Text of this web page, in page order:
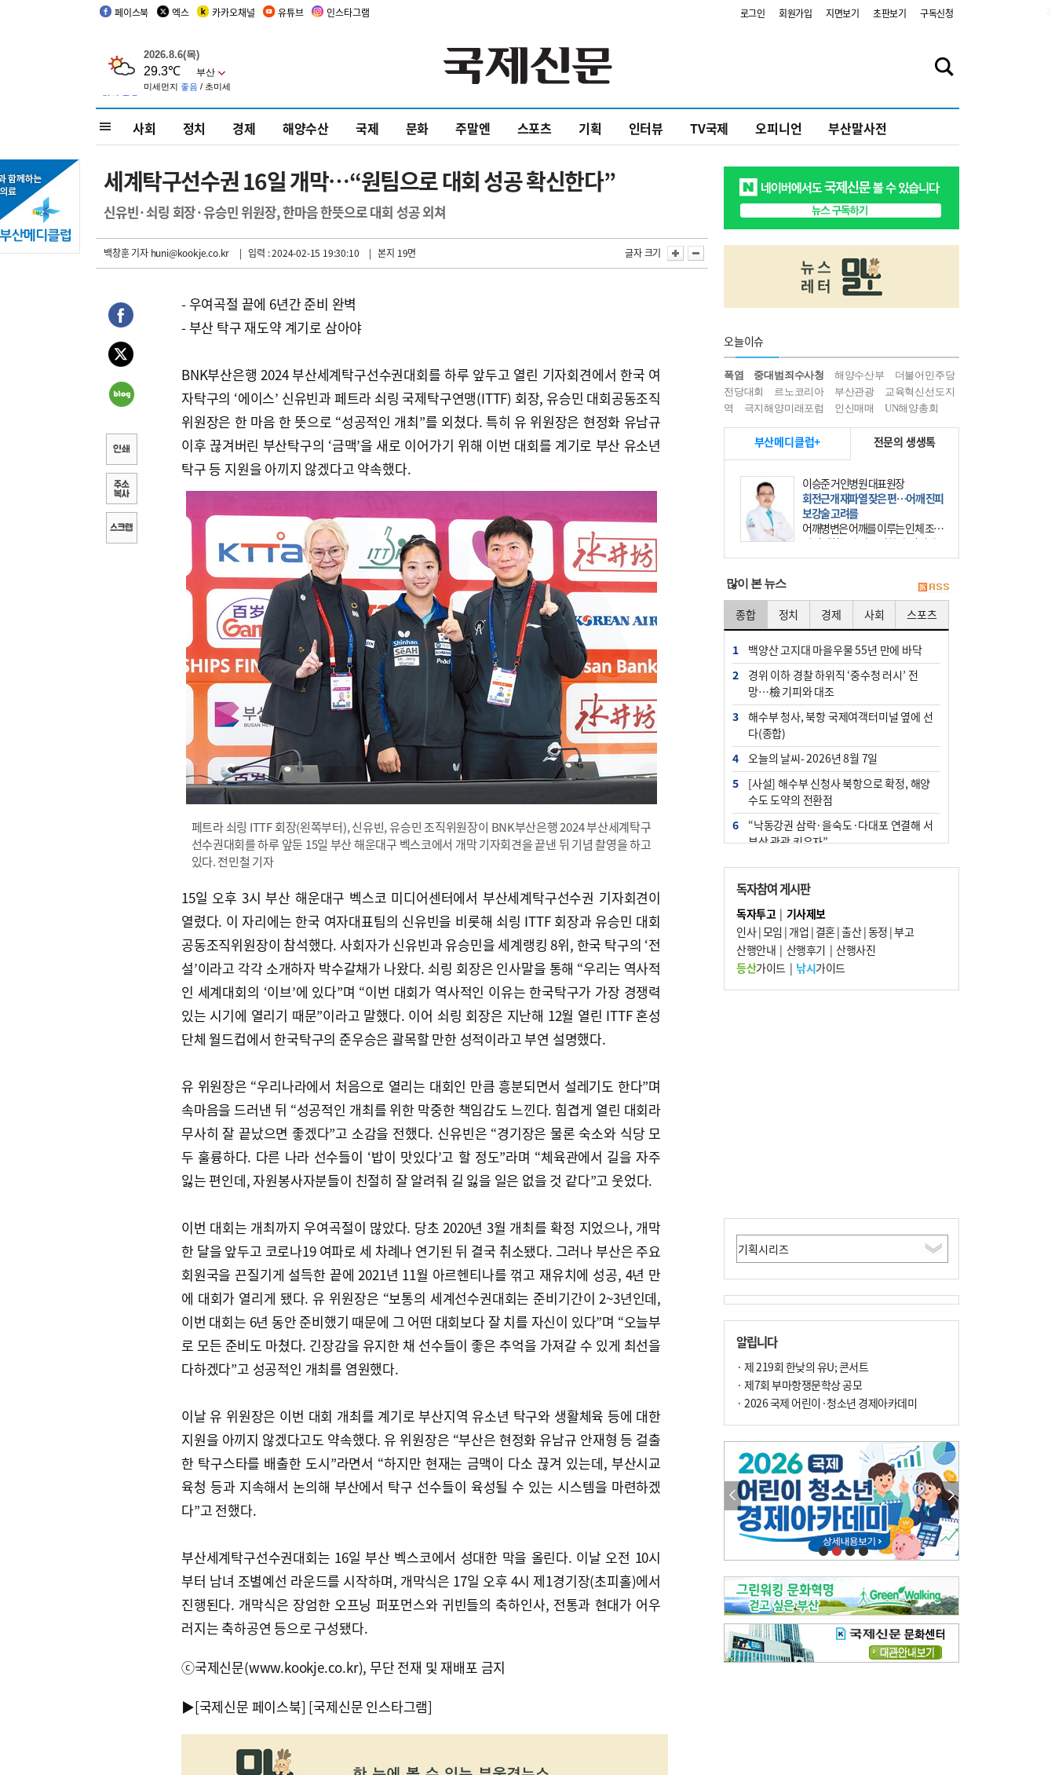
페이스북 엑스 카카오채널 유튜브 인스타그램 로그인 회원가입 지면보기 초판보기 구독신청
사회 정치 경제 해양수산 국제 문화 주말엔 스포츠 기획 인터뷰 TV국제 오피니언 부산말사전
세계탁구선수권 16일 개막…“원팀으로 대회 성공 확신한다”
신유빈·쇠링 회장·유승민 위원장, 한마음 한뜻으로 대회 성공 외쳐
백창훈 기자huni@kookje.co.kr | 입력 : 2024-02-15 19:30:10 | 본지 19면 글자 크기
- 우여곡절 끝에 6년간 준비 완벽
- 부산 탁구 재도약 계기로 삼아야
BNK부산은행 2024 부산세계탁구선수권대회를 하루 앞두고 열린 기자회견에서 한국 여
자탁구의 ‘에이스’ 신유빈과 페트라 쇠링 국제탁구연맹(ITTF) 회장, 유승민 대회공동조직
위원장은 한 마음 한 뜻으로 “성공적인 개최”를 외쳤다. 특히 유 위원장은 현정화 유남규
이후 끊겨버린 부산탁구의 ‘금맥’을 새로 이어가기 위해 이번 대회를 계기로 부산 유소년
탁구 등 지원을 아끼지 않겠다고 약속했다.
페트라 쇠링 ITTF 회장(왼쪽부터), 신유빈, 유승민 조직위원장이 BNK부산은행 2024 부산세계탁구
선수권대회를 하루 앞둔 15일 부산 해운대구 벡스코에서 개막 기자회견을 끝낸 뒤 기념 촬영을 하고
있다. 전민철 기자
15일 오후 3시 부산 해운대구 벡스코 미디어센터에서 부산세계탁구선수권 기자회견이
열렸다. 이 자리에는 한국 여자대표팀의 신유빈을 비롯해 쇠링 ITTF 회장과 유승민 대회
공동조직위원장이 참석했다. 사회자가 신유빈과 유승민을 세계랭킹 8위, 한국 탁구의 ‘전
설’이라고 각각 소개하자 박수갈채가 나왔다. 쇠링 회장은 인사말을 통해 “우리는 역사적
인 세계대회의 ‘이브’에 있다”며 “이번 대회가 역사적인 이유는 한국탁구가 가장 경쟁력
있는 시기에 열리기 때문”이라고 말했다. 이어 쇠링 회장은 지난해 12월 열린 ITTF 혼성
단체 월드컵에서 한국탁구의 준우승은 괄목할 만한 성적이라고 부연 설명했다.
유 위원장은 “우리나라에서 처음으로 열리는 대회인 만큼 흥분되면서 설레기도 한다”며
속마음을 드러낸 뒤 “성공적인 개최를 위한 막중한 책임감도 느낀다. 힘겹게 열린 대회라
무사히 잘 끝났으면 좋겠다”고 소감을 전했다. 신유빈은 “경기장은 물론 숙소와 식당 모
두 훌륭하다. 다른 나라 선수들이 ‘밥이 맛있다’고 할 정도”라며 “체육관에서 길을 자주
잃는 편인데, 자원봉사자분들이 친절히 잘 알려줘 길 잃을 일은 없을 것 같다”고 웃었다.
이번 대회는 개최까지 우여곡절이 많았다. 당초 2020년 3월 개최를 확정 지었으나, 개막
한 달을 앞두고 코로나19 여파로 세 차례나 연기된 뒤 결국 취소됐다. 그러나 부산은 주요
회원국을 끈질기게 설득한 끝에 2021년 11월 아르헨티나를 꺾고 재유치에 성공, 4년 만
에 대회가 열리게 됐다. 유 위원장은 “보통의 세계선수권대회는 준비기간이 2~3년인데,
이번 대회는 6년 동안 준비했기 때문에 그 어떤 대회보다 잘 치를 자신이 있다”며 “오늘부
로 모든 준비도 마쳤다. 긴장감을 유지한 채 선수들이 좋은 추억을 가져갈 수 있게 최선을
다하겠다”고 성공적인 개최를 염원했다.
이날 유 위원장은 이번 대회 개최를 계기로 부산지역 유소년 탁구와 생활체육 등에 대한
지원을 아끼지 않겠다고도 약속했다. 유 위원장은 “부산은 현정화 유남규 안재형 등 걸출
한 탁구스타를 배출한 도시”라면서 “하지만 현재는 금맥이 다소 끊겨 있는데, 부산시교
육청 등과 지속해서 논의해 부산에서 탁구 선수들이 육성될 수 있는 시스템을 마련하겠
다”고 전했다.
부산세계탁구선수권대회는 16일 부산 벡스코에서 성대한 막을 올린다. 이날 오전 10시
부터 남녀 조별예선 라운드를 시작하며, 개막식은 17일 오후 4시 제1경기장(초피홀)에서
진행된다. 개막식은 장엄한 오프닝 퍼포먼스와 귀빈들의 축하인사, 전통과 현대가 어우
러지는 축하공연 등으로 구성됐다.
ⓒ국제신문(www.kookje.co.kr), 무단 전재 및 재배포 금지
▶[국제신문 페이스북] [국제신문 인스타그램]
오늘이슈
폭염 중대범죄수사청 해양수산부
더불어민주당
전당대회
르노코리아 부산관광
교육혁신선도지
역
극지해양미래포럼 인신매매 UN해양총회
부산메디클럽+ 전문의 생생톡
이승준 거인병원 대표원장
회전근개 재파열 잦은 편…어깨 진피
보강술 고려를
어깨병변은 어깨를 이루는 인체 조직
에 발생하는 손상을 말한다. 여기에
는 오십견과 회전근개 증후군, 어깨
많이 본 뉴스
종합 정치 경제 사회 스포츠
1
백양산 고지대 마을우물 55년 만에 바닥
2
경위 이하 경찰 하위직 ‘중수청 러시’ 전
망…檢 기피와 대조
3
해수부 청사, 북항 국제여객터미널 옆에 선
다(종합)
4
오늘의 날씨- 2026년 8월 7일
5
[사설] 해수부 신청사 북항으로 확정, 해양
수도 도약의 전환점
6
“낙동강권 삼락·을숙도·다대포 연결해 서
부산 관광 키우자”
7
부울경 주말부터 비소식…‘극한 폭염’ 한풀
꺾일 듯
8
피란마을 67년 역사인데…전교생 24명 아
미초 통폐합 기로
9
외국인 선원 ‘인신매매 경유지’ 된 부산…
우려가 현실로
10 수사독점 책임 커진 경찰, 방치사건 해결 부
독자참여 게시판
독자투고| 기사제보
인사|모임 | 개업 | 결혼|출산|동정 |부고
산행안내 | 산행후기 | 산행사진
등산가이드| 낚시가이드
알립니다
· 제 219회 한낮의 유U; 콘서트
· 제7회 부마항쟁문학상 공모
· 2026 국제 어린이·청소년 경제아카데미